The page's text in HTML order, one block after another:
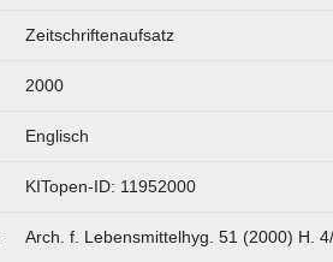
Zeitschriftenaufsatz
2000
Englisch
KITopen-ID: 11952000
Arch. f. Lebensmittelhyg. 51 (2000) H.